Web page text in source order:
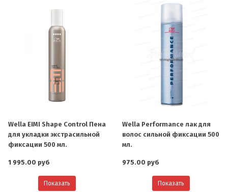
Wella EIMI Shape Control Пена
для укладки экстрасильной
фиксации 500 мл.
1 995.00 руб
Показать
Wella Performance лак для
волос сильной фиксации 500
мл.
975.00 руб
Показать